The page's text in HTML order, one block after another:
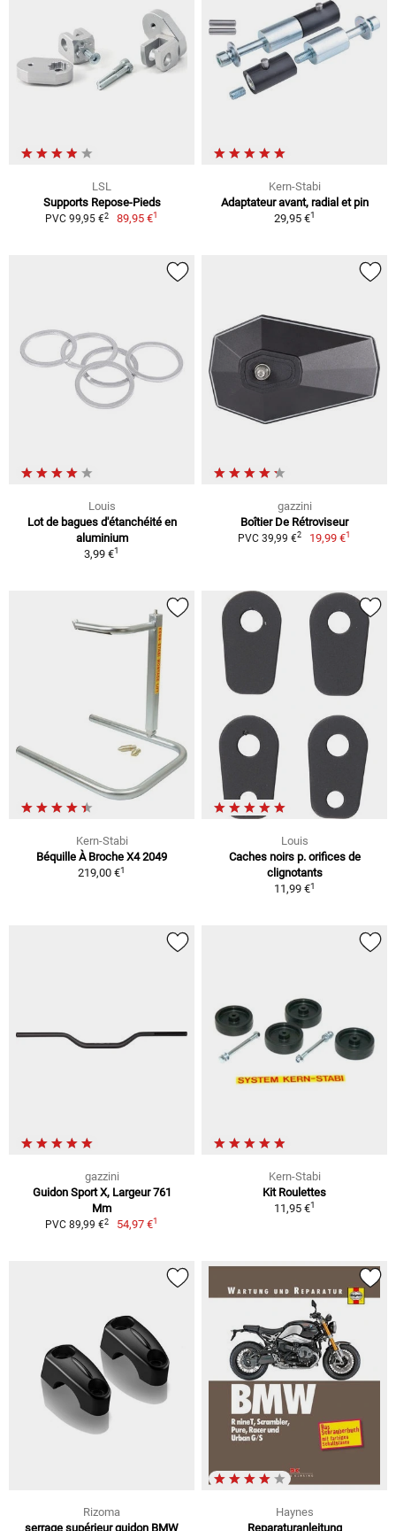
LSL
Supports Repose-Pieds
PVC 99,95 €2 89,95 €1
Kern-Stabi
Adaptateur avant, radial et pin
29,95 €1
Louis
Lot de bagues d'étanchéité en
aluminium
3,99 €1
gazzini
Boîtier De Rétroviseur
PVC 39,99 €2 19,99 €1
Kern-Stabi
Béquille À Broche X4 2049
219,00 €1
Louis
Caches noirs p. orifices de
clignotants
11,99 €1
gazzini
Guidon Sport X, Largeur 761
Mm
PVC 89,99 €2 54,97 €1
Kern-Stabi
Kit Roulettes
11,95 €1
Rizoma
serrage supérieur guidon BMW
Haynes
Reparaturanleitung